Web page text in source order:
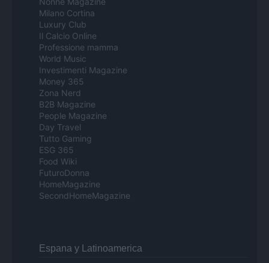
Milano Cortina
Luxury Club
Il Calcio Online
Professione mamma
World Music
Investimenti Magazine
Money 365
Zona Nerd
B2B Magazine
People Magazine
Day Travel
Tutto Gaming
ESG 365
Food Wiki
FuturoDonna
HomeMagazine
SecondHomeMagazine
Espana y Latinoamerica